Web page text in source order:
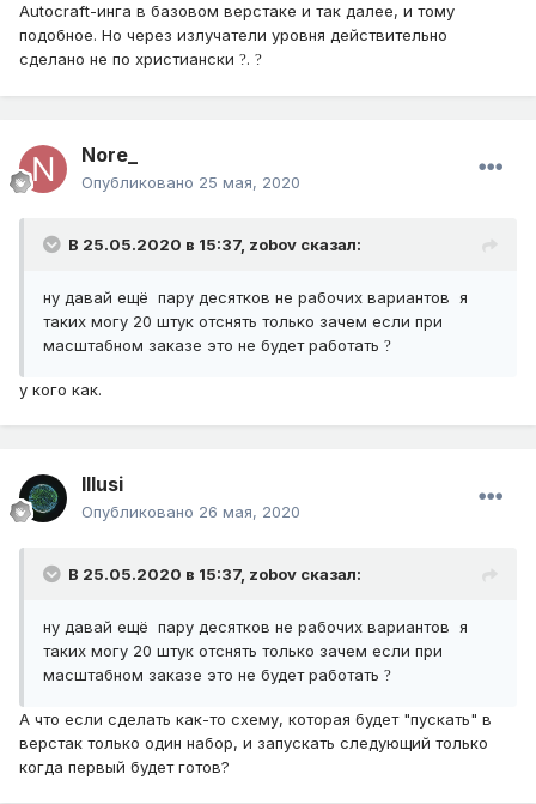
Autocraft-инга в базовом верстаке и так далее, и тому
подобное. Но через излучатели уровня действительно
сделано не по христиански ?. ?
Nore_
Опубликовано 25 мая, 2020
В 25.05.2020 в 15:37, zobov сказал:
ну давай ещё пару десятков не рабочих вариантов я
таких могу 20 штук отснять только зачем если при
масштабном заказе это не будет работать ?
у кого как.
Illusi
Опубликовано 26 мая, 2020
В 25.05.2020 в 15:37, zobov сказал:
ну давай ещё пару десятков не рабочих вариантов я
таких могу 20 штук отснять только зачем если при
масштабном заказе это не будет работать ?
А что если сделать как-то схему, которая будет "пускать" в
верстак только один набор, и запускать следующий только
когда первый будет готов?